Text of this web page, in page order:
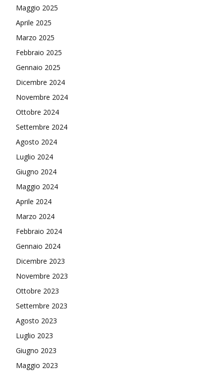
Maggio 2025
Aprile 2025
Marzo 2025
Febbraio 2025
Gennaio 2025
Dicembre 2024
Novembre 2024
Ottobre 2024
Settembre 2024
Agosto 2024
Luglio 2024
Giugno 2024
Maggio 2024
Aprile 2024
Marzo 2024
Febbraio 2024
Gennaio 2024
Dicembre 2023
Novembre 2023
Ottobre 2023
Settembre 2023
Agosto 2023
Luglio 2023
Giugno 2023
Maggio 2023